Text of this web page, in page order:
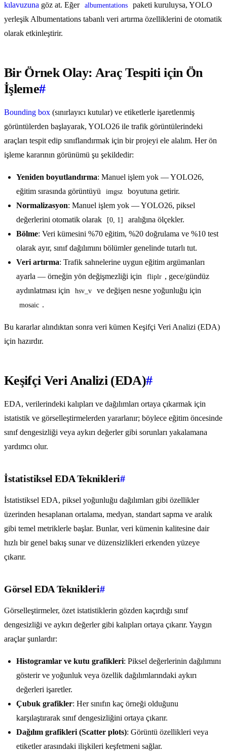
kılavuzuna göz at. Eğer albumentations
paketi kuruluysa, YOLO
yerleşik Albumentations tabanlı veri artırma özelliklerini de otomatik
olarak etkinleştirir.
Bir Örnek Olay: Araç Tespiti için Ön
İşleme#
Bounding box (sınırlayıcı kutular) ve etiketlerle işaretlenmiş
görüntülerden başlayarak, YOLO26 ile trafik görüntülerindeki
araçları tespit edip sınıflandırmak için bir projeyi ele alalım. Her ön
işleme kararının görünümü şu şekildedir:
Yeniden boyutlandırma: Manuel işlem yok — YOLO26,
eğitim sırasında görüntüyü
imgsz
boyutuna getirir.
Normalizasyon: Manuel işlem yok — YOLO26, piksel
değerlerini otomatik olarak
[0, 1]
aralığına ölçekler.
Bölme: Veri kümesini %70 eğitim, %20 doğrulama ve %10 test
olarak ayır, sınıf dağılımını bölümler genelinde tutarlı tut.
Veri artırma: Trafik sahnelerine uygun eğitim argümanları
ayarla — örneğin yön değişmezliği için
fliplr , gece/gündüz
aydınlatması için
hsv_v ve değişen nesne yoğunluğu için
mosaic .
Bu kararlar alındıktan sonra veri kümen Keşifçi Veri Analizi (EDA)
için hazırdır.
Keşifçi Veri Analizi (EDA)#
EDA, verilerindeki kalıpları ve dağılımları ortaya çıkarmak için
istatistik ve görselleştirmelerden yararlanır; böylece eğitim öncesinde
sınıf dengesizliği veya aykırı değerler gibi sorunları yakalamana
yardımcı olur.
İstatistiksel EDA Teknikleri#
İstatistiksel EDA, piksel yoğunluğu dağılımları gibi özellikler
üzerinden hesaplanan ortalama, medyan, standart sapma ve aralık
gibi temel metriklerle başlar. Bunlar, veri kümenin kalitesine dair
hızlı bir genel bakış sunar ve düzensizlikleri erkenden yüzeye
çıkarır.
Görsel EDA Teknikleri#
Görselleştirmeler, özet istatistiklerin gözden kaçırdığı sınıf
dengesizliği ve aykırı değerler gibi kalıpları ortaya çıkarır. Yaygın
araçlar şunlardır:
Histogramlar ve kutu grafikleri: Piksel değerlerinin dağılımını
gösterir ve yoğunluk veya özellik dağılımlarındaki aykırı
değerleri işaretler.
Çubuk grafikler: Her sınıfın kaç örneği olduğunu
karşılaştırarak sınıf dengesizliğini ortaya çıkarır.
Dağılım grafikleri (Scatter plots): Görüntü özellikleri veya
etiketler arasındaki ilişkileri keşfetmeni sağlar.